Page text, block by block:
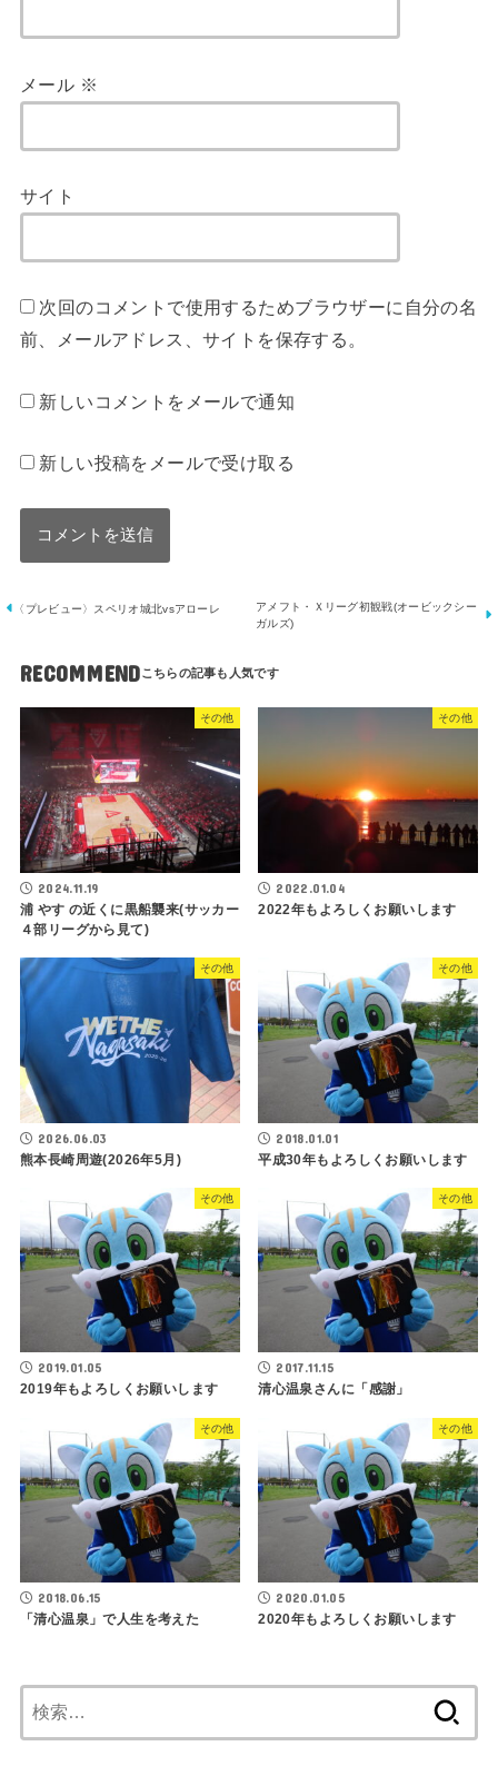
メール ※
サイト
次回のコメントで使用するためブラウザーに自分の名
前、メールアドレス、サイトを保存する。
新しいコメントをメールで通知
新しい投稿をメールで受け取る
〈プレビュー〉スペリオ城北vsアローレ
アメフト・Ｘリーグ初観戦(オービックシー
ガルズ)
RECOMMEND
その他
2024.11.19
浦 やす の近くに黒船襲来(サッカー
４部リーグから見て)
その他
2022.01.04
2022年もよろしくお願いします
その他
2026.06.03
熊本長崎周遊(2026年5月)
その他
2018.01.01
平成30年もよろしくお願いします
その他
2019.01.05
2019年もよろしくお願いします
その他
2017.11.15
清心温泉さんに「感謝」
その他
2018.06.15
「清心温泉」で人生を考えた
その他
2020.01.05
2020年もよろしくお願いします
索: